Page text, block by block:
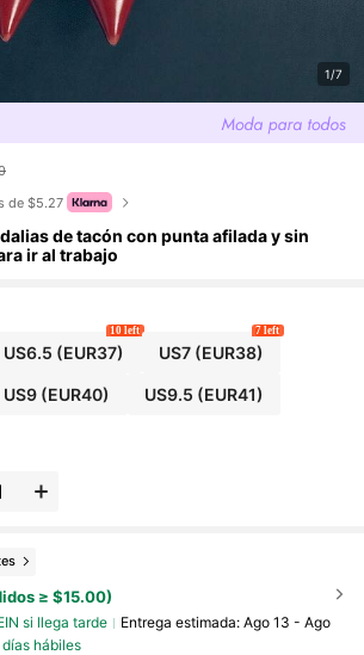
1/7
de $5.27
de tacón con punta afilada y sin
ir al trabajo
US6.5 (EUR37)
10 left
US7(EUR38)
7 left
US9 (EUR40) US9.5 (EUR41)
≥ $15.00)
si llega tarde Entrega estimada: Ago 13 - Ago
hábiles